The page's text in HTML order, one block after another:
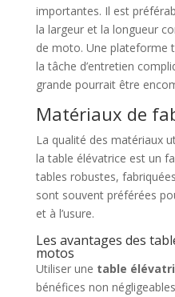
importantes. Il est
la largeur et la longueur
de moto. Une plateforme
la tâche d’entretien
grande pourrait être
Matériaux de
La qualité des matériaux
la table élévatrice est un
tables robustes,
sont souvent préférées
et à l’usure.
Les avantages des
motos
Utiliser une table
bénéfices non